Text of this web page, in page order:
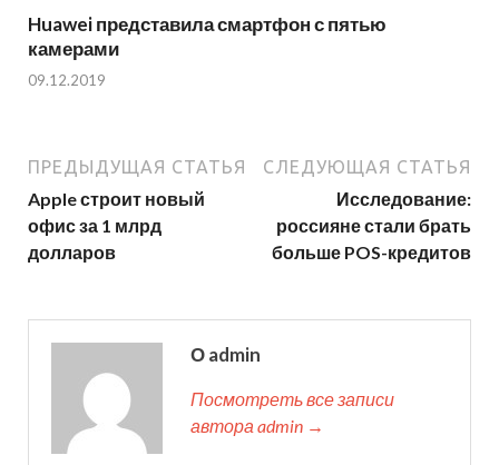
Huawei представила смартфон с пятью
камерами
09.12.2019
ПРЕДЫДУЩАЯ СТАТЬЯ
Apple строит новый
офис за 1 млрд
долларов
СЛЕДУЮЩАЯ СТАТЬЯ
Исследование:
россияне стали брать
больше POS-кредитов
О admin
Посмотреть все записи
автора admin →